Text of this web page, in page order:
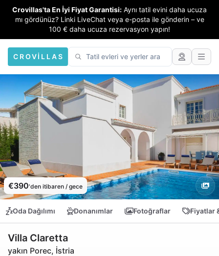
Crovillas'ta En İyi Fiyat Garantisi: Aynı tatil evini daha ucuza
mı gördünüz? Linki LiveChat veya e-posta ile gönderin – ve
100 € daha ucuza rezervasyon yapın!
CROVILLAS
€390'den itibaren / gece
Oda Dağılımı Donanımlar Fotoğraflar Fiyatlar
Villa Claretta
yakın Porec, İstria